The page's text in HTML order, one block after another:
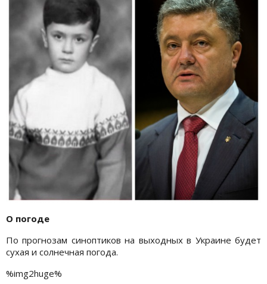
О погоде
По прогнозам синоптиков на выходных в Украине будет
сухая и солнечная погода.
%img2huge%